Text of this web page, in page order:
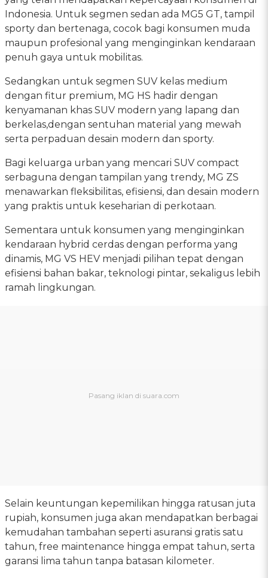
Indonesia. Untuk segmen sedan ada MG5 GT, tampil
sporty dan bertenaga, cocok bagi konsumen muda
maupun profesional yang menginginkan kendaraan
penuh gaya untuk mobilitas.
Sedangkan untuk segmen SUV kelas medium
dengan fitur premium, MG HS hadir dengan
kenyamanan khas SUV modern yang lapang dan
berkelas,dengan sentuhan material yang mewah
serta perpaduan desain modern dan sporty.
Bagi keluarga urban yang mencari SUV compact
serbaguna dengan tampilan yang trendy, MG ZS
menawarkan fleksibilitas, efisiensi, dan desain modern
yang praktis untuk keseharian di perkotaan.
Sementara untuk konsumen yang menginginkan
kendaraan hybrid cerdas dengan performa yang
dinamis, MG VS HEV menjadi pilihan tepat dengan
efisiensi bahan bakar, teknologi pintar, sekaligus lebih
ramah lingkungan.
Selain keuntungan kepemilikan hingga ratusan juta
rupiah, konsumen juga akan mendapatkan berbagai
kemudahan tambahan seperti asuransi gratis satu
tahun, free maintenance hingga empat tahun, serta
garansi lima tahun tanpa batasan kilometer.